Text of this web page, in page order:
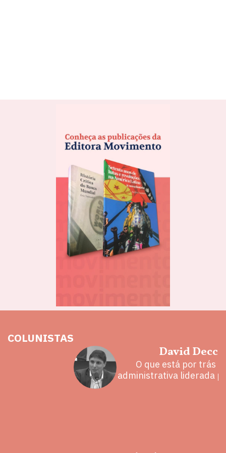
COLUNISTAS
David
O que está por trás
administrativa liderada